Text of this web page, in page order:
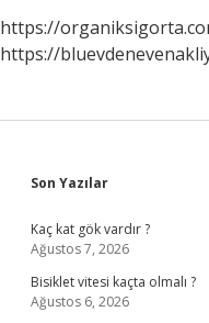
https://
https://
Sidebar
Son Yazılar
Kaç kat gök vardır ?
Ağustos 7, 2026
Bisiklet vitesi kaçta olmalı ?
Ağustos 6, 2026